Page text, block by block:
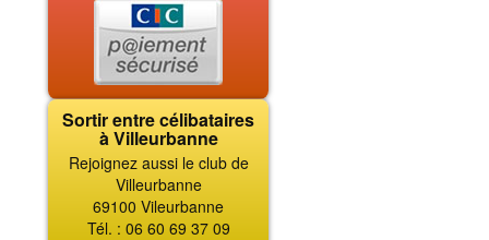
Sortir entre célibataires
à Villeurbanne
Rejoignez aussi le club de
Villeurbanne
69100 Vileurbanne
Tél. : 06 60 69 37 09